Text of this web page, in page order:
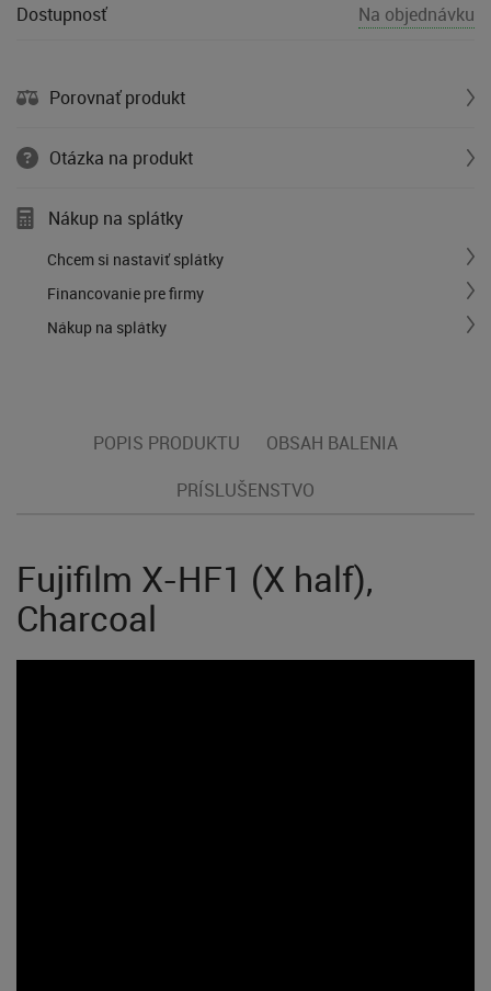
Dostupnosť Na objednávku
Porovnať produkt
Otázka na produkt
Nákup na splátky
Chcem si nastaviť splátky
Financovanie pre firmy
Nákup na splátky
POPIS PRODUKTU
OBSAH BALENIA
PRÍSLUŠENSTVO
Fujifilm X-HF1 (X half),
Charcoal